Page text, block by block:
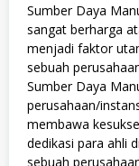
Sumber Daya
sangat berharga
menjadi faktor
sebuah
Sumber Daya
perusahaan/
membawa
dedikasi para ahli
sebuah